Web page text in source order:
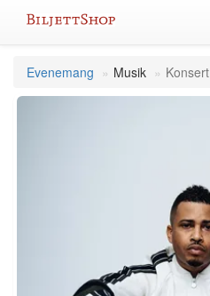
Evenemang
Musik Konsert